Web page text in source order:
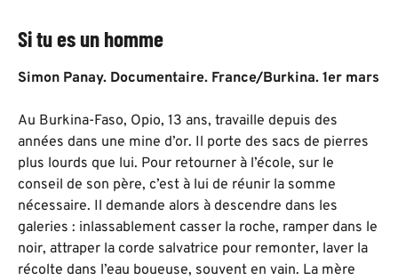
Si tu es un homme
Simon Panay. Documentaire. France/Burkina. 1er mars
Au Burkina-Faso, Opio, 13 ans, travaille depuis des
années dans une mine d’or. Il porte des sacs de pierres
plus lourds que lui. Pour retourner à l’école, sur le
conseil de son père, c’est à lui de réunir la somme
nécessaire. Il demande alors à descendre dans les
galeries : inlassablement casser la roche, ramper dans le
noir, attraper la corde salvatrice pour remonter, laver la
récolte dans l’eau boueuse, souvent en vain. La mère